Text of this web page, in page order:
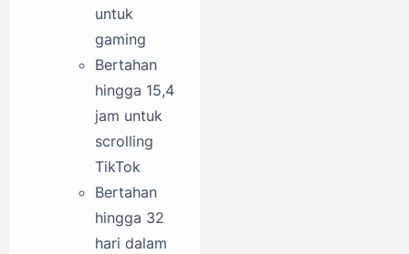
untuk
gaming
Bertahan
hingga 15,4
jam untuk
scrolling
TikTok
Bertahan
hingga 32
hari dalam